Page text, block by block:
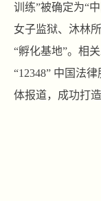
训练”被确定为“
女子监狱、沐林
“孵化基地”。相
“12348” 中国法
体报道，成功打